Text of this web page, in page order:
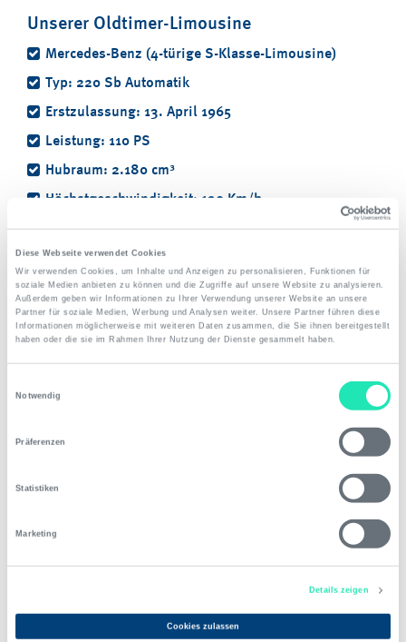
Diese Webseite verwendet Cookies
Wir verwenden Cookies, um Inhalte und Anzeigen zu personalisieren, Funktionen für
soziale Medien anbieten zu können und die Zugriffe auf unsere Website zu analysieren.
Außerdem geben wir Informationen zu Ihrer Verwendung unserer Website an unsere
Partner für soziale Medien, Werbung und Analysen weiter. Unsere Partner führen diese
Informationen möglicherweise mit weiteren Daten zusammen, die Sie ihnen bereitgestellt
haben oder die sie im Rahmen Ihrer Nutzung der Dienste gesammelt haben.
Notwendig
Präferenzen
Statistiken
Marketing
Details zeigen
Cookies zulassen
Unserer Oldtimer-Limousine
Mercedes-Benz (4-türige S-Klasse-Limousine)
Typ: 220 Sb Automatik
Erstzulassung: 13. April 1965
Leistung: 110 PS
Hubraum: 2.180 cm³
Höchstgeschwindigkeit: 130 Km/h
Erstbesitzer: Graf Alexander von Rehbinder
Impressionen
Kerstin & Johannes
Hochzeitsauto. Die Buchung und auch die Abstimmung
war wie gewohnt sehr angenehm und einfach. Unser
Fahrer war Swen Buro, er strahle eine so große Ruhe und
Sicherheit aus, dass meine Nervosität auf der Fahrt zur
Kirche in Peterstal total verschwunden war. Da wir viel
zu früh dran waren, reagierte er total professional und
Getränke dabei und einen Regenschirm, der uns an
Nach der kirchlichen Trauung fuhren wir am Neckar
einer der Momente, der sich ganz stark in unsere